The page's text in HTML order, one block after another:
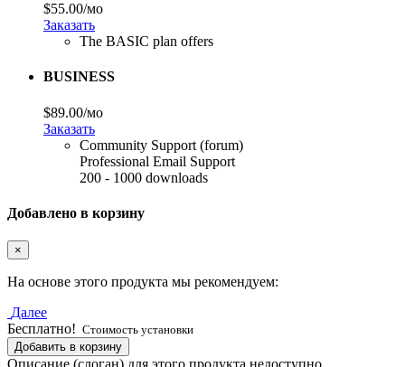
$55.00/мо
Заказать
The BASIC plan offers
BUSINESS
$89.00/мо
Заказать
Community Support (forum)
Professional Email Support
200 - 1000 downloads
Добавлено в корзину
×
На основе этого продукта мы рекомендуем:
Далее
Бесплатно! Стоимость установки
Добавить в корзину